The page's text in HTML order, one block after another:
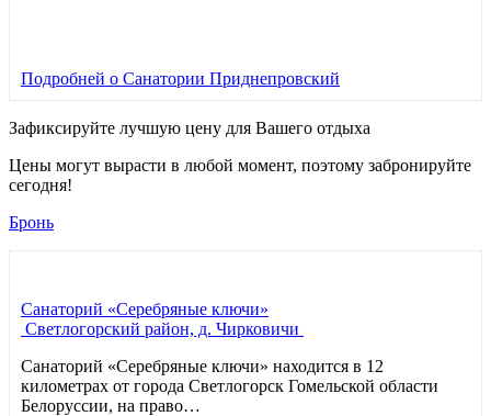
Подробней о Санатории Приднепровский
Зафиксируйте лучшую цену для Вашего отдыха
Цены могут вырасти в любой момент, поэтому забронируйте
сегодня!
Бронь
Санаторий «Серебряные ключи»
Светлогорский район, д. Чирковичи
Санаторий «Серебряные ключи» находится в 12
километрах от города Светлогорск Гомельской области
Белоруссии, на право…